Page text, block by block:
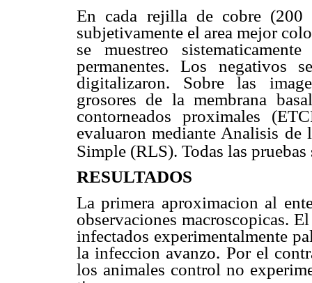
En cada rejilla de cobre (200
subjetivamente el area mejor
se muestreo
permanentes. Los negativos
digitalizaron. Sobre las
grosores de la membrana
contorneados proximales
evaluaron mediante Analisis
Simple (RLS). Todas las pruebas
RESULTADOS
La primera aproximacion al
observaciones macroscopicas.
infectados experimentalmente
la infeccion avanzo. Por el
los animales control no